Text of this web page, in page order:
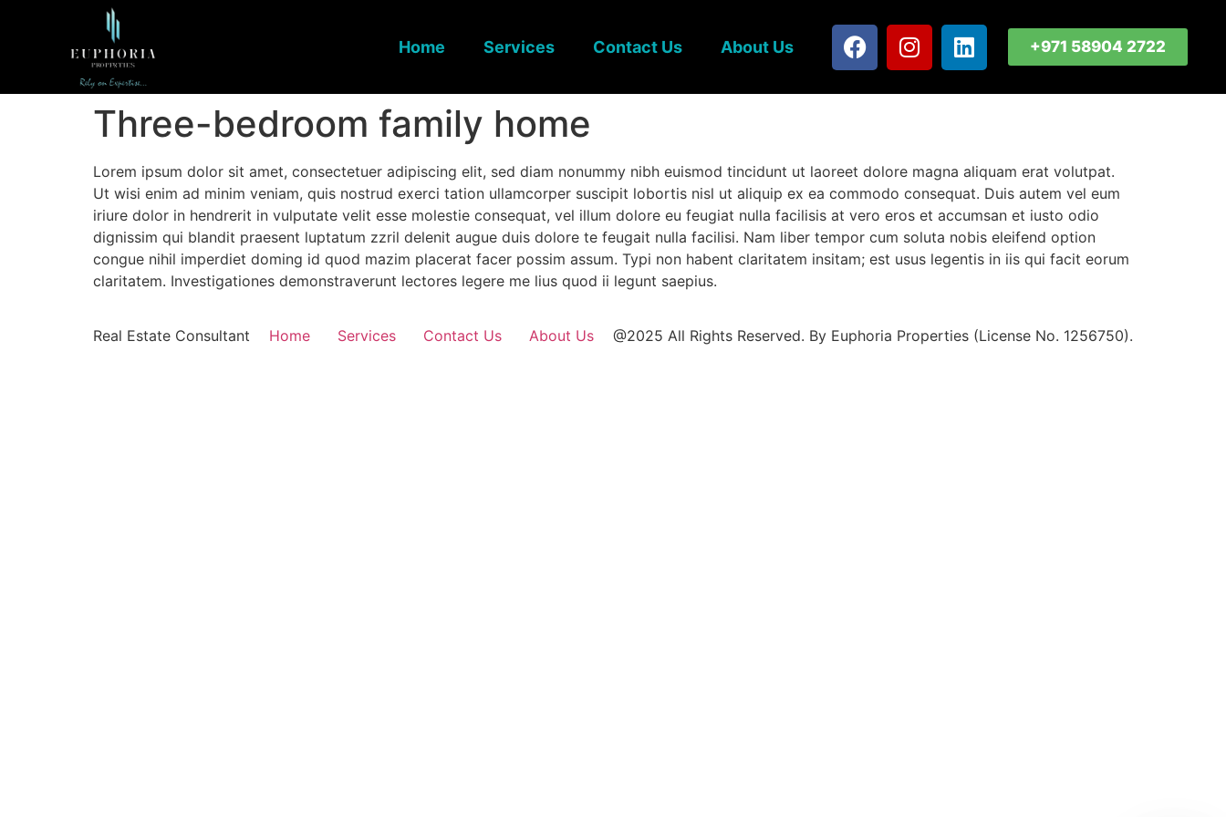
Home Services Contact Us About Us +971 58904 2722
Three-bedroom family home
Lorem ipsum dolor sit amet, consectetuer adipiscing elit, sed diam nonummy nibh euismod tincidunt ut laoreet dolore magna aliquam erat volutpat.
Ut wisi enim ad minim veniam, quis nostrud exerci tation ullamcorper suscipit lobortis nisl ut aliquip ex ea commodo consequat. Duis autem vel eum
iriure dolor in hendrerit in vulputate velit esse molestie consequat, vel illum dolore eu feugiat nulla facilisis at vero eros et accumsan et iusto odio
dignissim qui blandit praesent luptatum zzril delenit augue duis dolore te feugait nulla facilisi. Nam liber tempor cum soluta nobis eleifend option
congue nihil imperdiet doming id quod mazim placerat facer possim assum. Typi non habent claritatem insitam; est usus legentis in iis qui facit eorum
claritatem. Investigationes demonstraverunt lectores legere me lius quod ii legunt saepius.
Real Estate Consultant Home Services Contact Us About Us @2025 All Rights Reserved. By Euphoria Properties (License No. 1256750).